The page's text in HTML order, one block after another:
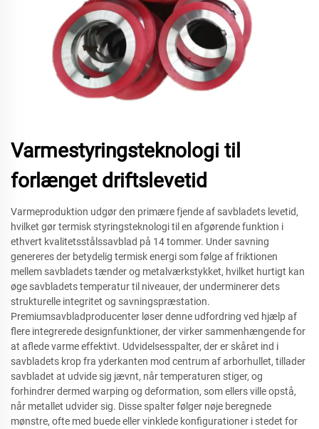
Varmestyringsteknologi til
forlænget driftslevetid
Varmeproduktion udgør den primære fjende af savbladets levetid,
hvilket gør termisk styringsteknologi til en afgørende funktion i
ethvert kvalitetsstålssavblad på 14 tommer. Under savning
genereres der betydelig termisk energi som følge af friktionen
mellem savbladets tænder og metalværkstykket, hvilket hurtigt kan
øge savbladets temperatur til niveauer, der underminerer dets
strukturelle integritet og savningspræstation.
Premiumsavbladproducenter løser denne udfordring ved hjælp af
flere integrerede designfunktioner, der virker sammenhængende for
at aflede varme effektivt. Udvidelsesspalter, der er skåret ind i
savbladets krop fra yderkanten mod centrum af arborhullet, tillader
savbladet at udvide sig jævnt, når temperaturen stiger, og
forhindrer dermed warping og deformation, som ellers ville opstå,
når metallet udvider sig. Disse spalter følger nøje beregnede
mønstre, ofte med buede eller vinklede konfigurationer i stedet for